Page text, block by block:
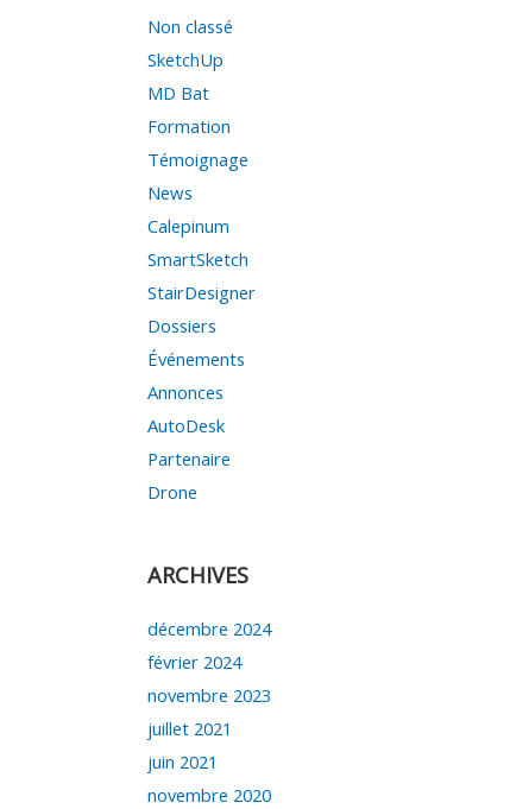
Non classé
SketchUp
MD Bat
Formation
Témoignage
News
Calepinum
SmartSketch
StairDesigner
Dossiers
Événements
Annonces
AutoDesk
Partenaire
Drone
ARCHIVES
décembre 2024
février 2024
novembre 2023
juillet 2021
juin 2021
novembre 2020